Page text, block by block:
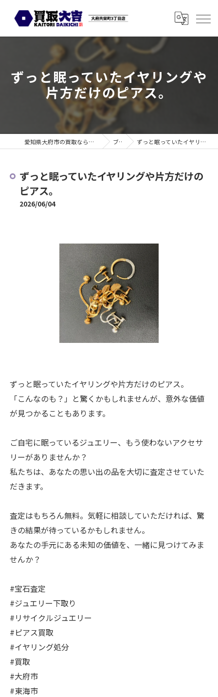
ずっと眠っていたイヤリングや
片方だけのピアス。
愛知県大府市の買取なら買取大吉 大府共栄町3丁目店 ブログ ずっと眠っていたイヤリングや片方だけのピアス。
ずっと眠っていたイヤリングや片方だけの
ピアス。
2026/06/04
ずっと眠っていたイヤリングや片方だけのピアス。
「こんなのも？」と驚くかもしれませんが、意外な価値
が見つかることもあります。
ご自宅に眠っているジュエリー、もう使わないアクセサ
リーがありませんか？
私たちは、あなたの思い出の品を大切に査定させていた
だきます。
査定はもちろん無料。気軽に相談していただければ、驚
きの結果が待っているかもしれません。
あなたの手元にある未知の価値を、一緒に見つけてみま
せんか？
#宝石査定
#ジュエリー下取り
#リサイクルジュエリー
#ピアス買取
#イヤリング処分
#買取
#大府市
#東海市